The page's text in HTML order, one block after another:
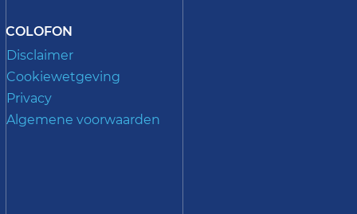
COLOFON
Disclaimer
Cookiewetgeving
Privacy
Algemene voorwaarden